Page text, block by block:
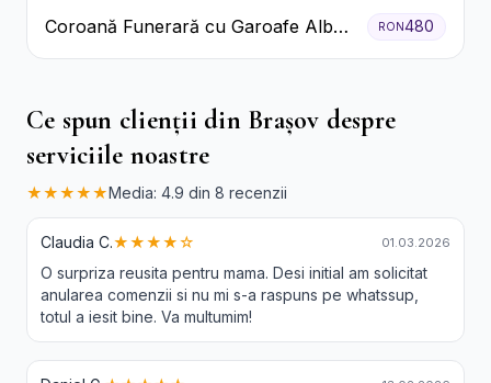
Coroană Funerară cu Garoafe Albe
și Crizanteme
RON480
Ce spun clienții din Brașov despre
serviciile noastre
★★★★★Media: 4.9 din 8 recenzii
Claudia C.★★★★☆ 01.03.2026
O surpriza reusita pentru mama. Desi initial am solicitat
anularea comenzii si nu mi s-a raspuns pe whatssup,
totul a iesit bine. Va multumim!